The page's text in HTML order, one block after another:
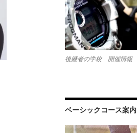
後継者の学校 開催情報
ベーシックコース案内